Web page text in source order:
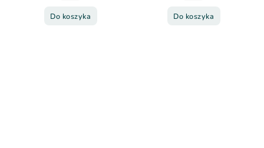
Do koszyka Do koszyka